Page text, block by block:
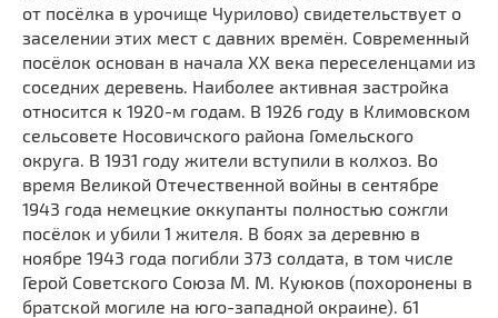
от посёлка в урочище Чурилово) свидетельствует о
заселении этих мест с давних времён. Современный
посёлок основан в начала XX века переселенцами из
соседних деревень. Наиболее активная застройка
относится к 1920-м годам. В 1926 году в Климовском
сельсовете Носовичского района Гомельского
округа. В 1931 году жители вступили в колхоз. Во
время Великой Отечественной войны в сентябре
1943 года немецкие оккупанты полностью сожгли
посёлок и убили 1 жителя. В боях за деревню в
ноябре 1943 года погибли 373 солдата, в том числе
Герой Советского Союза М. М. Куюков (похоронены в
братской могиле на юго-западной окраине). 61